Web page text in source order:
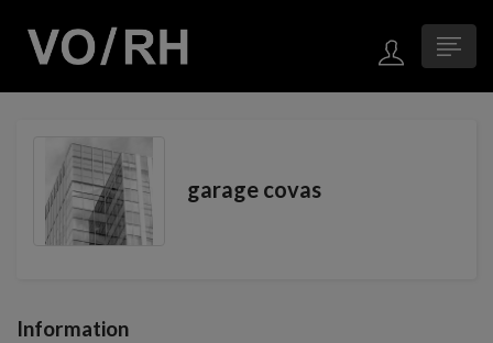
garage covas
Information